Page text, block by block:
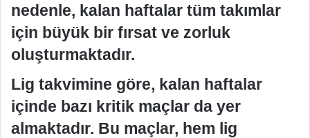
nedenle, kalan haftalar tüm takımlar
için büyük bir fırsat ve zorluk
oluşturmaktadır.
Lig takvimine göre, kalan haftalar
içinde bazı kritik maçlar da yer
almaktadır. Bu maçlar, hem lig